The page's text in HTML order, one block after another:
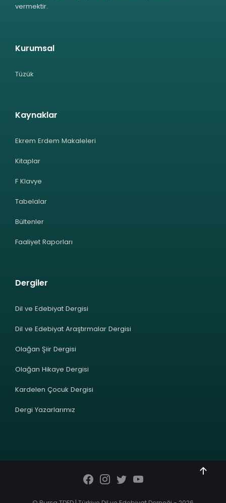
vermektir.
Kurumsal
Tüzük
Kaynaklar
Ekrem Erdem Makaleleri
Kitaplar
F Klavye
Tabelalar
Bültenler
Faaliyet Raporları
Dergiler
Dil ve Edebiyat Dergisi
Dil ve Edebiyat Araştırmalar Dergisi
Olağan Şiir Dergisi
Olağan Hikaye Dergisi
Kardelen Çocuk Dergisi
Dergi Yazarlarımız